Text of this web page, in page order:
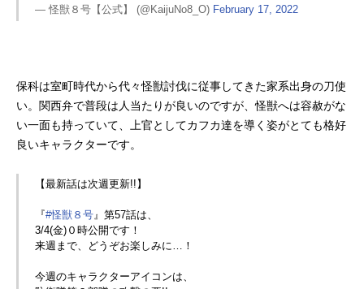
— 怪獣８号【公式】 (@KaijuNo8_O) February 17, 2022
保科は室町時代から代々怪獣討伐に従事してきた家系出身の刀使
い。関西弁で普段は人当たりが良いのですが、怪獣へは容赦がな
い一面も持っていて、上官としてカフカ達を導く姿がとても格好
良いキャラクターです。
【最新話は次週更新!!】
『#怪獣８号』第57話は、
3/4(金)０時公開です！
来週まで、どうぞお楽しみに…！
今週のキャラクターアイコンは、